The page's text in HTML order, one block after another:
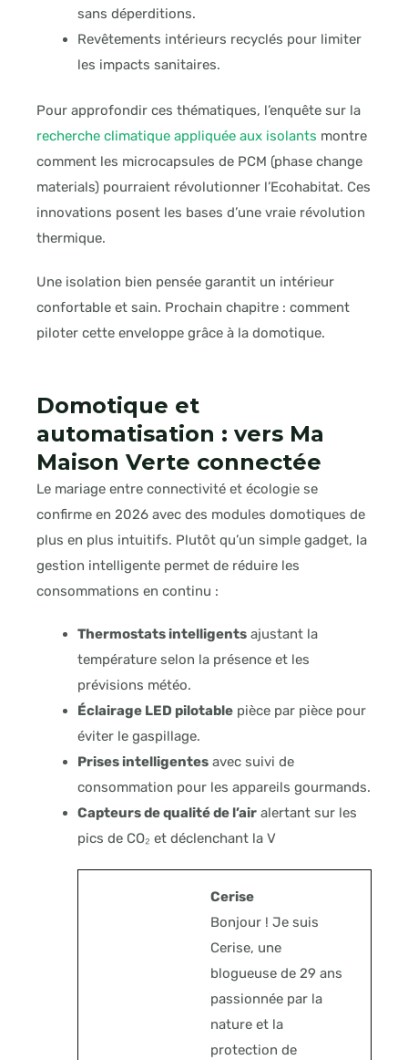
sans déperditions.
Revêtements intérieurs recyclés pour limiter
les impacts sanitaires.
Pour approfondir ces thématiques, l’enquête sur la
recherche climatique appliquée aux isolants montre
comment les microcapsules de PCM (phase change
materials) pourraient révolutionner l’Ecohabitat. Ces
innovations posent les bases d’une vraie révolution
thermique.
Une isolation bien pensée garantit un intérieur
confortable et sain. Prochain chapitre : comment
piloter cette enveloppe grâce à la domotique.
Domotique et
automatisation : vers Ma
Maison Verte connectée
Le mariage entre connectivité et écologie se
confirme en 2026 avec des modules domotiques de
plus en plus intuitifs. Plutôt qu’un simple gadget, la
gestion intelligente permet de réduire les
consommations en continu :
Thermostats intelligents ajustant la
température selon la présence et les
prévisions météo.
Éclairage LED pilotable pièce par pièce pour
éviter le gaspillage.
Prises intelligentes avec suivi de
consommation pour les appareils gourmands.
Capteurs de qualité de l’air alertant sur les
pics de CO₂ et déclenchant la V
Cerise
Bonjour ! Je suis
Cerise, une
blogueuse de 29 ans
passionnée par la
nature et la
protection de